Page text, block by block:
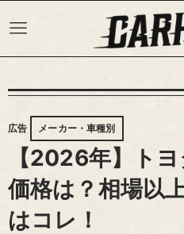
広告 メーカー・車種別
【2026年】ト
価格は？相場以
はコレ！